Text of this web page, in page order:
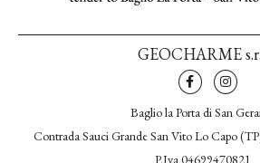
GEOCHARME
Baglio la Porta di San
Contrada Sauci Grande San Vito Lo Capo
P.Iva 04699470821